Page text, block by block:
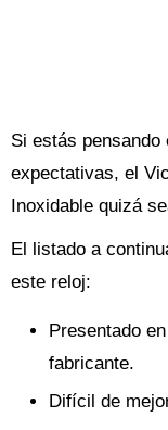
Si estás
expectativas, el
Inoxidable quizá
El listado a
este reloj:
Presentado
fabricante.
Difícil de